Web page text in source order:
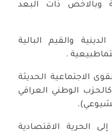
وبالاخص ذات البعد
والقيم البالية
.
الاجتماعية الحديثة
الوطني العراقي
الحرية الاقتصادية